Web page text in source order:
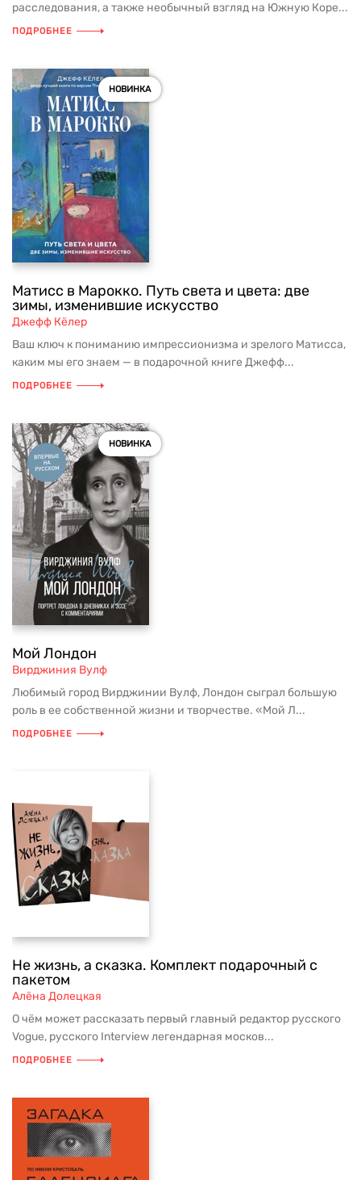
расследования, а также необычный взгляд на Южную Коре...
ПОДРОБНЕЕ
НОВИНКА
Матисс в Марокко. Путь света и цвета: две
зимы, изменившие искусство
Джефф Кёлер
Ваш ключ к пониманию импрессионизма и зрелого Матисса,
каким мы его знаем — в подарочной книге Джефф...
ПОДРОБНЕЕ
НОВИНКА
Мой Лондон
Вирджиния Вулф
Любимый город Вирджинии Вулф, Лондон сыграл большую
роль в ее собственной жизни и творчестве. «Мой Л...
ПОДРОБНЕЕ
Не жизнь, а сказка. Комплект подарочный с
пакетом
Алёна Долецкая
О чём может рассказать первый главный редактор русского
Vogue, русского Interview легендарная москов...
ПОДРОБНЕЕ